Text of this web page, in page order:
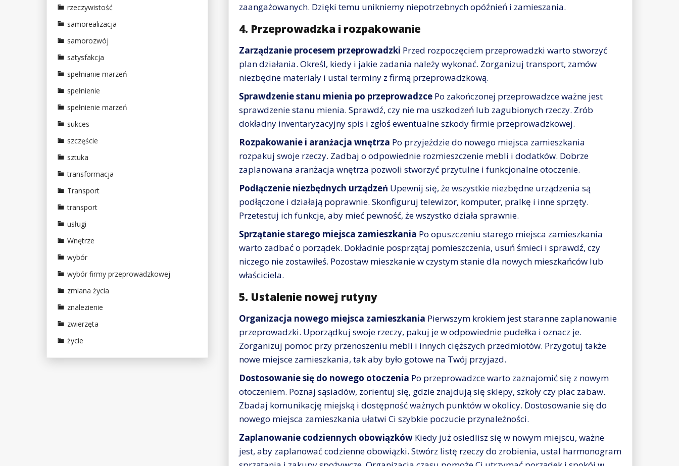
zaangażowanych. Dzięki temu unikniemy niepotrzebnych opóźnień i zamieszania.
4. Przeprowadzka i rozpakowanie
Zarządzanie procesem przeprowadzki Przed rozpoczęciem przeprowadzki warto stworzyć
plan działania. Określ, kiedy i jakie zadania należy wykonać. Zorganizuj transport, zamów
niezbędne materiały i ustal terminy z firmą przeprowadzkową.
Sprawdzenie stanu mienia po przeprowadzce Po zakończonej przeprowadzce ważne jest
sprawdzenie stanu mienia. Sprawdź, czy nie ma uszkodzeń lub zagubionych rzeczy. Zrób
dokładny inventaryzacyjny spis i zgłoś ewentualne szkody firmie przeprowadzkowej.
Rozpakowanie i aranżacja wnętrza Po przyjeździe do nowego miejsca zamieszkania
rozpakuj swoje rzeczy. Zadbaj o odpowiednie rozmieszczenie mebli i dodatków. Dobrze
zaplanowana aranżacja wnętrza pozwoli stworzyć przytulne i funkcjonalne otoczenie.
Podłączenie niezbędnych urządzeń Upewnij się, że wszystkie niezbędne urządzenia są
podłączone i działają poprawnie. Skonfiguruj telewizor, komputer, pralkę i inne sprzęty.
Przetestuj ich funkcje, aby mieć pewność, że wszystko działa sprawnie.
Sprzątanie starego miejsca zamieszkania Po opuszczeniu starego miejsca zamieszkania
warto zadbać o porządek. Dokładnie posprzątaj pomieszczenia, usuń śmieci i sprawdź, czy
niczego nie zostawiłeś. Pozostaw mieszkanie w czystym stanie dla nowych mieszkańców lub
właściciela.
5. Ustalenie nowej rutyny
Organizacja nowego miejsca zamieszkania Pierwszym krokiem jest staranne zaplanowanie
przeprowadzki. Uporządkuj swoje rzeczy, pakuj je w odpowiednie pudełka i oznacz je.
Zorganizuj pomoc przy przenoszeniu mebli i innych cięższych przedmiotów. Przygotuj także
nowe miejsce zamieszkania, tak aby było gotowe na Twój przyjazd.
Dostosowanie się do nowego otoczenia Po przeprowadzce warto zaznajomić się z nowym
otoczeniem. Poznaj sąsiadów, zorientuj się, gdzie znajdują się sklepy, szkoły czy plac zabaw.
Zbadaj komunikację miejską i dostępność ważnych punktów w okolicy. Dostosowanie się do
nowego miejsca zamieszkania ułatwi Ci szybkie poczucie przynależności.
Zaplanowanie codziennych obowiązków Kiedy już osiedlisz się w nowym miejscu, ważne
jest, aby zaplanować codzienne obowiązki. Stwórz listę rzeczy do zrobienia, ustal harmonogram
rzeczywistość
samorealizacja
samorozwój
satysfakcja
spełnianie marzeń
spełnienie
spełnienie marzeń
sukces
szczęście
sztuka
transformacja
Transport
transport
usługi
Wnętrze
wybór
wybór firmy przeprowadzkowej
zmiana życia
znalezienie
zwierzęta
życie